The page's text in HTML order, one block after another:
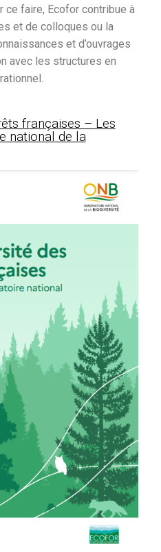
faire, Ecofor contribue à
et de colloques ou la
et d’ouvrages
avec les structures en
françaises – Les
national de la